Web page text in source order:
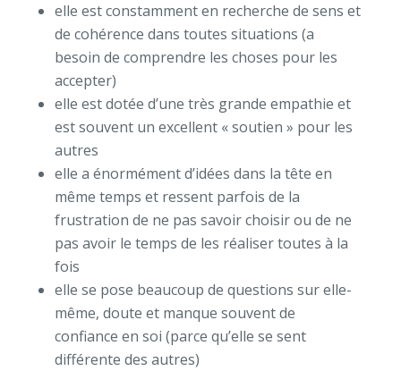
elle est constamment en recherche de sens et
de cohérence dans toutes situations (a
besoin de comprendre les choses pour les
accepter)
elle est dotée d’une très grande empathie et
est souvent un excellent « soutien » pour les
autres
elle a énormément d’idées dans la tête en
même temps et ressent parfois de la
frustration de ne pas savoir choisir ou de ne
pas avoir le temps de les réaliser toutes à la
fois
elle se pose beaucoup de questions sur elle-
même, doute et manque souvent de
confiance en soi (parce qu’elle se sent
différente des autres)